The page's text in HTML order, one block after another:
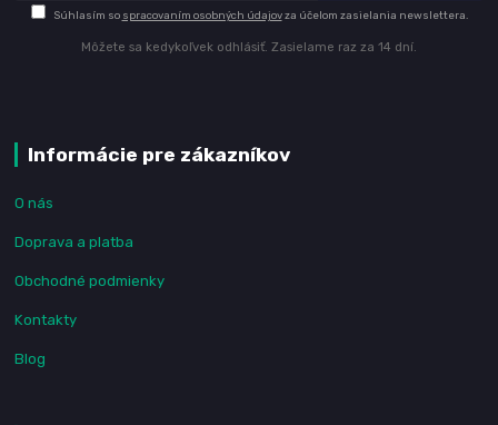
Súhlasím so spracovaním osobných údajovza účelom zasielania newslettera.
Môžete sa kedykoľvek odhlásiť. Zasielame raz za 14 dní.
Informácie pre zákazníkov
O nás
Doprava a platba
Obchodné podmienky
Kontakty
Blog